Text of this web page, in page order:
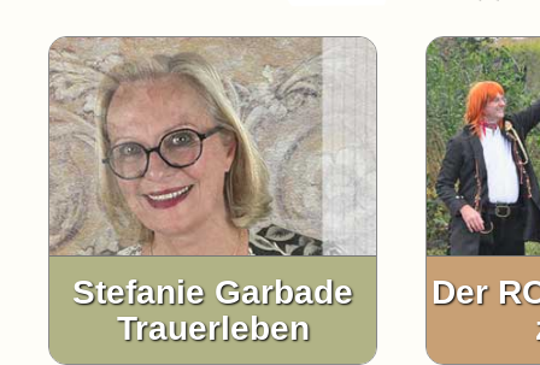
Stefanie Garbade
Trauerleben
Der